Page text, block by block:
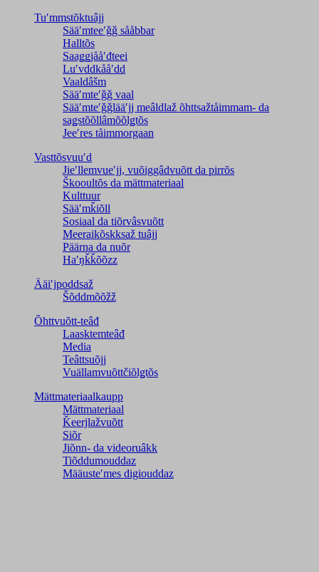
Tuʹmmstõktuâjj
Sääʹmteeʹǧǧ sååbbar
Halltõs
Saaǥǥjååʹđteei
Luʹvddkååʹdd
Vaaldâšm
Sääʹmteʹǧǧ vaal
Sääʹmteʹǧǧlääʹjj meâldlaž õhttsažtåimmam- da
saǥstõõllâmõõlǥtõs
Jeeʹres tåimmorgaan
Vasttõsvuuʹd
Jieʹllemvueʹjj, vuõiggâdvuõtt da pirrõs
Škooultõs da mättmateriaal
Kulttuur
Sääʹmǩiõll
Sosiaal da tiõrvâsvuõtt
Meeraikõskksaž tuâjj
Päärna da nuõr
Haʹŋǩǩõõzz
Ääiʹjpoddsaž
Šõddmõõžž
Õhttvuõtt-teâđ
Laasktemteâđ
Media
Teâttsuõjj
Vuällamvuõttčiõlǥtõs
Mättmateriaalkaupp
Mättmateriaal
Ǩeerjlažvuõtt
Siõr
Jiõnn- da videoruâkk
Tiõddumouddaz
Määusteʹmes digiouddaz